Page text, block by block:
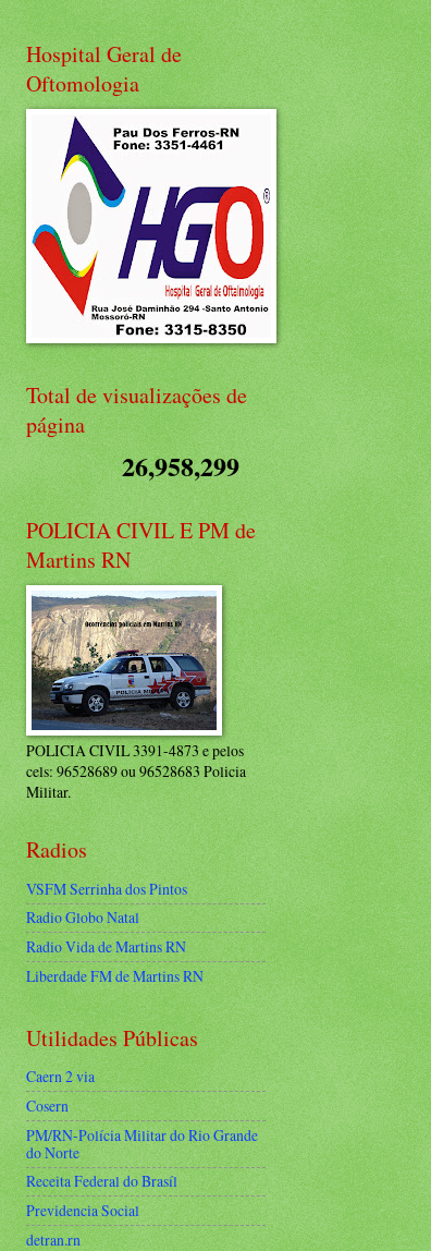
Hospital Geral de
Oftomologia
Total de visualizações de
página
26,958,299
POLICIA CIVIL E PM de
Martins RN
POLICIA CIVIL 3391-4873 e pelos
cels: 96528689 ou 96528683 Policia
Militar.
Radios
VSFM Serrinha dos Pintos
Radio Globo Natal
Radio Vida de Martins RN
Liberdade FM de Martins RN
Utilidades Públicas
Caern 2 via
Cosern
PM/RN-Polícia Militar do Rio Grande
do Norte
Receita Federal do Brasíl
Previdencia Social
detran.rn